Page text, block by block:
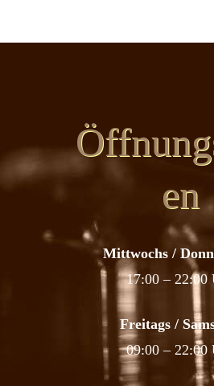
en
Mittwochs /
17:00 – 22:00
Freitags /
09:00 – 22:00